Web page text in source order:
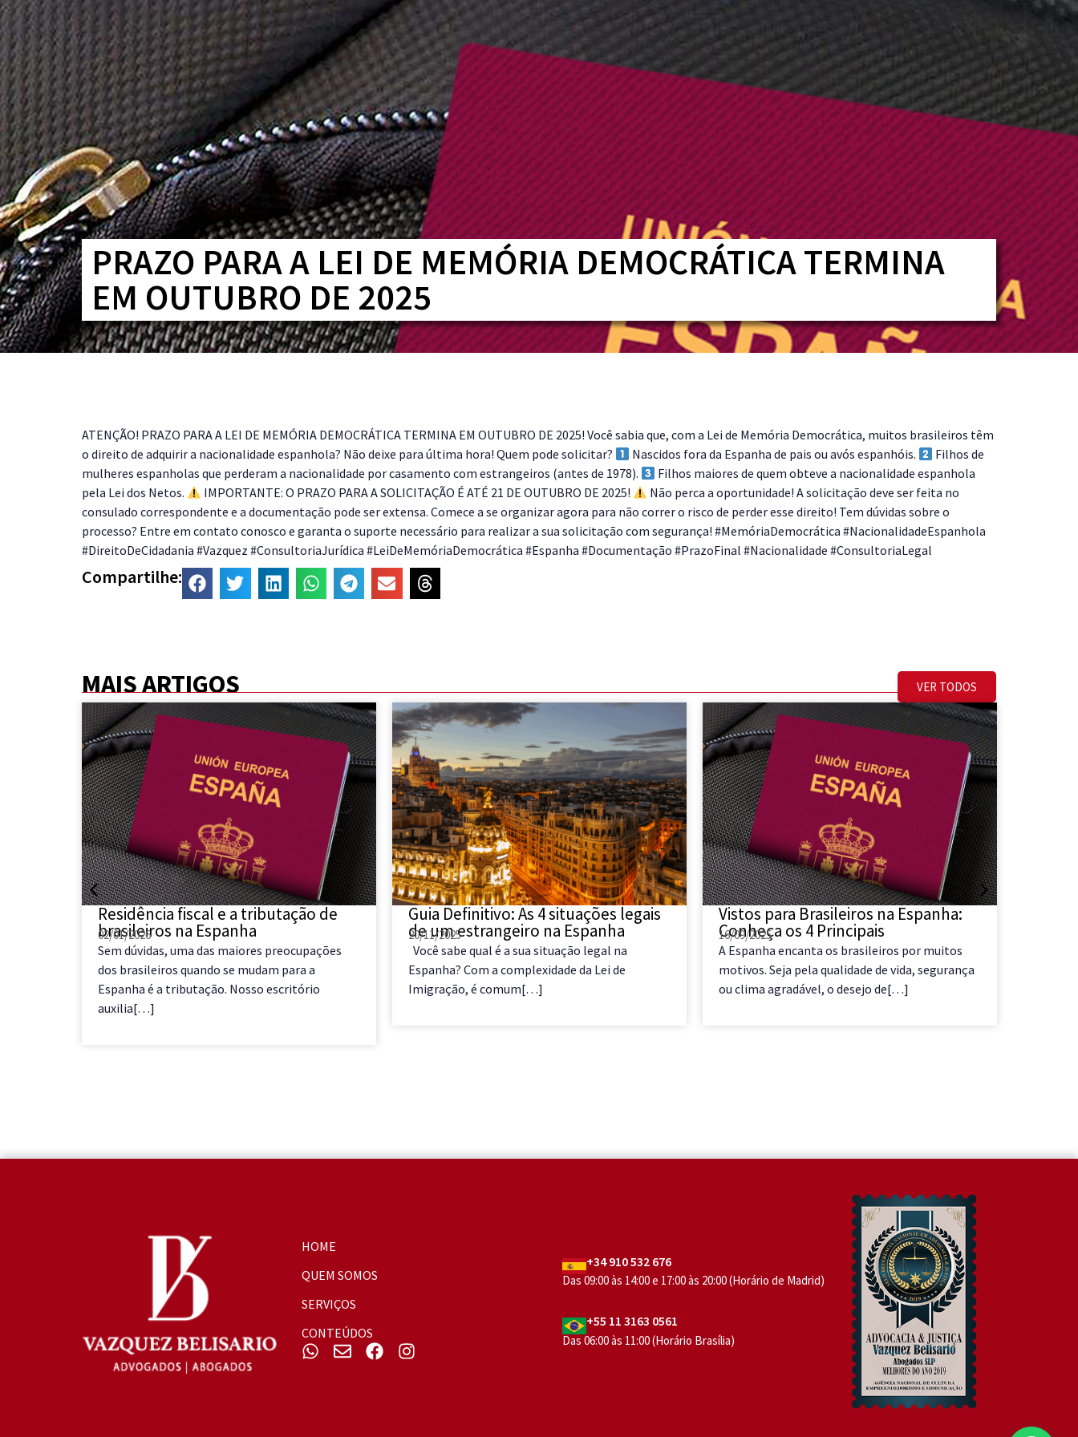
HOME QUEM SOMOS CONTEÚDOS
PRAZO PARA A LEI DE MEMÓRIA DEMOCRÁTICA TERMINA
EM OUTUBRO DE 2025
ATENÇÃO! PRAZO PARA A LEI DE MEMÓRIA DEMOCRÁTICA TERMINA EM OUTUBRO DE 2025! Você sabia que, com a Lei de Memória Democrática, muitos brasileiros têm
o direito de adquirir a nacionalidade espanhola? Não deixe para última hora! Quem pode solicitar?
Nascidos fora da Espanha de pais ou avós espanhóis.
Filhos de
mulheres espanholas que perderam a nacionalidade por casamento com estrangeiros (antes de 1978).
Filhos maiores de quem obteve a nacionalidade espanhola
pela Lei dos Netos.
IMPORTANTE: O PRAZO PARA A SOLICITAÇÃO É ATÉ 21 DE OUTUBRO DE 2025!
Não perca a oportunidade! A solicitação deve ser feita no
consulado correspondente e a documentação pode ser extensa. Comece a se organizar agora para não correr o risco de perder esse direito! Tem dúvidas sobre o
processo? Entre em contato conosco e garanta o suporte necessário para realizar a sua solicitação com segurança! #MemóriaDemocrática #NacionalidadeEspanhola
#DireitoDeCidadania #Vazquez #ConsultoriaJurídica #LeiDeMemóriaDemocrática #Espanha #Documentação #PrazoFinal #Nacionalidade #ConsultoriaLegal
Compartilhe:
MAIS ARTIGOS VER TODOS
Residência fiscal e a tributação de
brasileiros na Espanha
02/01/2026
Sem dúvidas, uma das maiores preocupações
dos brasileiros quando se mudam para a
Espanha é a tributação. Nosso escritório
auxilia[…]
Guia Definitivo: As 4 situações legais
de um estrangeiro na Espanha
20/11/2025
Você sabe qual é a sua situação legal na
Espanha? Com a complexidade da Lei de
Imigração, é comum[…]
Vistos para Brasileiros na Espanha:
Conheça os 4 Principais
16/09/2025
A Espanha encanta os brasileiros por muitos
motivos. Seja pela qualidade de vida, segurança
ou clima agradável, o desejo de[…]
HOME
QUEM SOMOS
SERVIÇOS
CONTEÚDOS
+34 910 532 676
Das 09:00 às 14:00 e 17:00 às 20:00 (Horário de Madrid)
+55 11 3163 0561
Das 06:00 às 11:00 (Horário Brasília)